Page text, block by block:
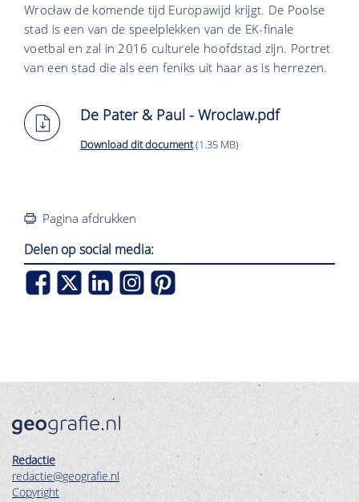
Wrocław de komende tijd Europawijd krijgt. De Poolse
stad is een van de speelplekken van de EK-finale
voetbal en zal in 2016 culturele hoofdstad zijn. Portret
van een stad die als een feniks uit haar as is herrezen.
De Pater & Paul - Wroclaw.pdf
Download dit document(1.35 MB)
Pagina afdrukken
Delen op social media:
Redactie
redactie@geografie.nl
Copyright